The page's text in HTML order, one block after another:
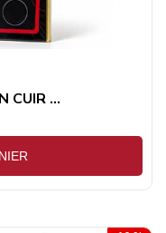
CUIR ...